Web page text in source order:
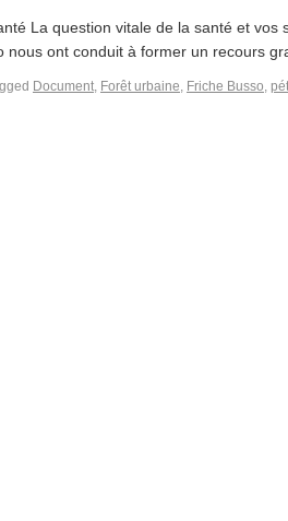
La question vitale de la santé et vos
nous ont conduit à former un recours
Document, Forêt urbaine, Friche Busso,